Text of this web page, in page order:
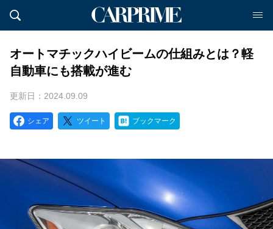
オートマチックハイビームの仕組みとは？軽
自動車にも搭載が進む
更新日：2024.09.09
シェア ツイート ブックマーク